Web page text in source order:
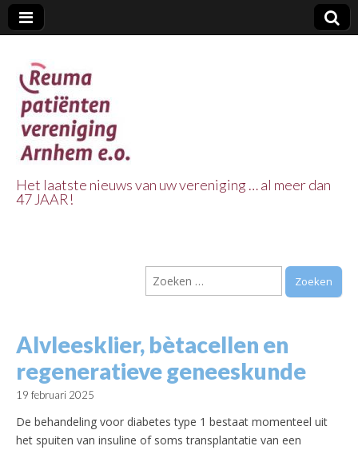
Vereniging
Arnhem e.o.
Het laatste nieuws van uw vereniging … al meer dan
47 JAAR!
Zoeken
naar:
Alvleesklier, bètacellen en
regeneratieve geneeskunde
19 februari 2025
De behandeling voor diabetes type 1 bestaat momenteel uit
het spuiten van insuline of soms transplantatie van een